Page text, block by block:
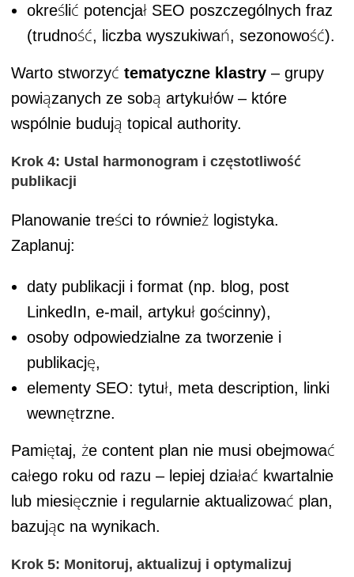
określić potencjał SEO poszczególnych fraz
(trudność, liczba wyszukiwań, sezonowość).
Warto stworzyć tematyczne klastry – grupy
powiązanych ze sobą artykułów – które
wspólnie budują topical authority.
Krok 4: Ustal harmonogram i częstotliwość
publikacji
Planowanie treści to również logistyka.
Zaplanuj:
daty publikacji i format (np. blog, post
LinkedIn, e-mail, artykuł gościnny),
osoby odpowiedzialne za tworzenie i
publikację,
elementy SEO: tytuł, meta description, linki
wewnętrzne.
Pamiętaj, że content plan nie musi obejmować
całego roku od razu – lepiej działać kwartalnie
lub miesięcznie i regularnie aktualizować plan,
bazując na wynikach.
Krok 5: Monitoruj, aktualizuj i optymalizuj